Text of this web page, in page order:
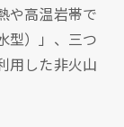
や高温岩帯で
型）」、三つ
用した非火山